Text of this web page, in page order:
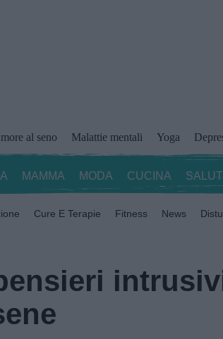
al seno Malattie mentali Yoga
MAMMA MODA CUCINA
Cure E Terapie Fitness News